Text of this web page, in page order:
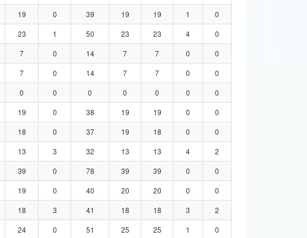
19 0 39 19 19 1
0
23 1 50 23 23 4
0
7 0 14 7 7 0
0
7 0 14 7 7 0
0
0 0 0 0 0 0
0
19 0 38 19 19 0
0
18 0 37 19 18 0
0
13 3 32 13 13 4
2
39 0 78 39 39 0
0
19 0 40 20 20 0
0
18 3 41 18 18 3
2
24 0 51 25 25 1
0